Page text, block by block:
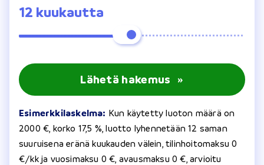
12 kuukautta
Lähetä hakemus »
Esimerkkilaskelma: Kun käytetty luoton määrä on
2000 €, korko 17,5 %, luotto lyhennetään 12 saman
suuruisena eränä kuukauden välein, tilinhoitomaksu 0
€/kk ja vuosimaksu 0 €, avausmaksu 0 €, arvioitu